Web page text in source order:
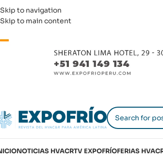
Skip to navigation
Skip to main content
NOTICIAS HVACRTV EXPOFRÍOFERIAS